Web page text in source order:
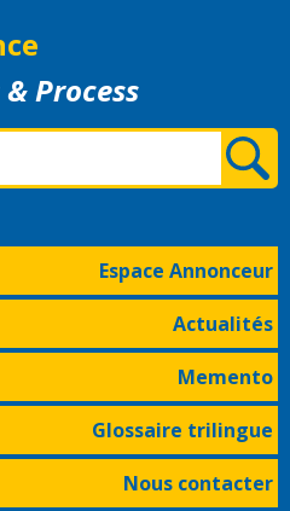
Process
Espace Annonceur
Actualités
Memento
Glossaire trilingue
Nous contacter